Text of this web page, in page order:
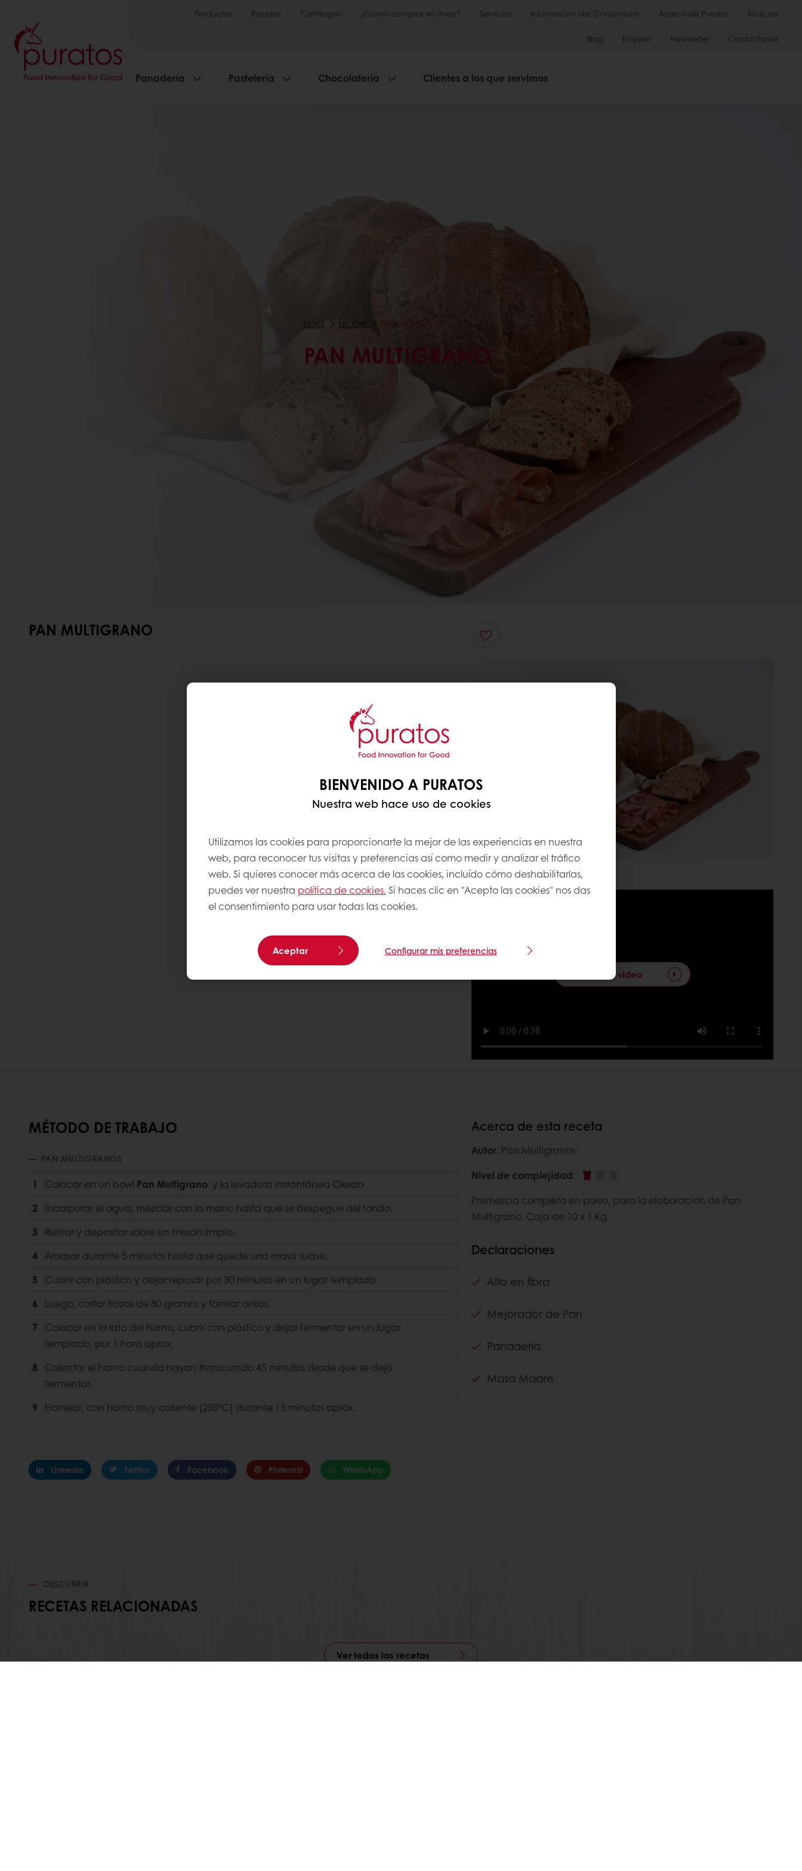
Productos Recetas Catálogos ¿Cómo comprar en línea? Servicios Información del Consumidor Acerca de Puratos Noticias
Blog Empleo Newsletter Contactanos
Panadería Pastelería Chocolatería Clientes a los que servimos
HOME RECETAS PAN MULTIGRANO
PAN MULTIGRANO
PAN MULTIGRANO
Reproducir video
MÉTODO DE TRABAJO
PAN MULTIGRANOS
1 Colocar en un bowl Pan Multigrano y la levadura instantánea Okedo
2
Incorporar el agua, mezclar con la mano hasta que se despegue del fondo.
3
Retirar y depositar sobre un mesón limpio.
4 Amasar durante 5 minutos hasta que quede una masa suave.
5
Cubrir con plástico y dejar reposar por 30 minutos en un lugar templado.
6
Luego, cortar trozos de 80 gramos y formar ovillos.
7
Colocar en la lata del horno, cubrir con plástico y dejar fermentar en un lugar
templado, por 1 hora aprox.
8
Calentar el horno cuando hayan transcurrido 45 minutos desde que se dejó
fermentar.
9
Hornear, con horno muy caliente (250°C) durante 15 minutos aprox.
Linkedin Twitter Facebook Pinterest WhatsApp
Acerca de esta receta
Autor: Pan Multigranos
Nivel de complejidad:
Premezcla completa en polvo, para la elaboración de Pan
Multigrano. Caja de 10 x 1 Kg.
Declaraciones
Alto en fibra
Mejorador de Pan
Panadería
Masa Madre
DESCUBRIR
RECETAS RELACIONADAS
Ver todas las recetas
BIENVENIDO A PURATOS
Nuestra web hace uso de cookies
Utilizamos las cookies para proporcionarte la mejor de las experiencias en nuestra
web, para reconocer tus visitas y preferencias así como medir y analizar el tráfico
web. Si quieres conocer más acerca de las cookies, incluído cómo deshabilitarlas,
puedes ver nuestra política de cookies. Si haces clic en "Acepto las cookies" nos das
el consentimiento para usar todas las cookies.
Aceptar Configurar mis preferencias